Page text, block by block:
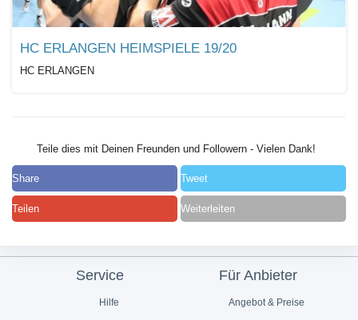
HC ERLANGEN HEIMSPIELE 19/20
HC ERLANGEN
Teile dies mit Deinen Freunden und Followern - Vielen Dank!
Share Tweet
Teilen Weiterleiten
Service
Hilfe
Für Anbieter
Angebot & Preise